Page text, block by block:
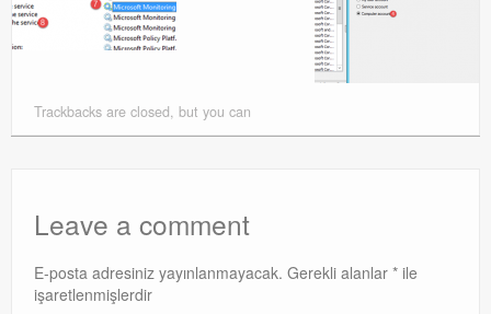
Trackbacks are closed, but you can
Leave a comment
E-posta adresiniz yayınlanmayacak. Gerekli alanlar * ile
işaretlenmişlerdir